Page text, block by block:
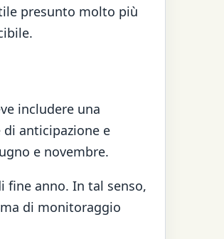
presunto molto più
includere una
anticipazione e
e novembre.
fine anno. In tal senso,
di monitoraggio